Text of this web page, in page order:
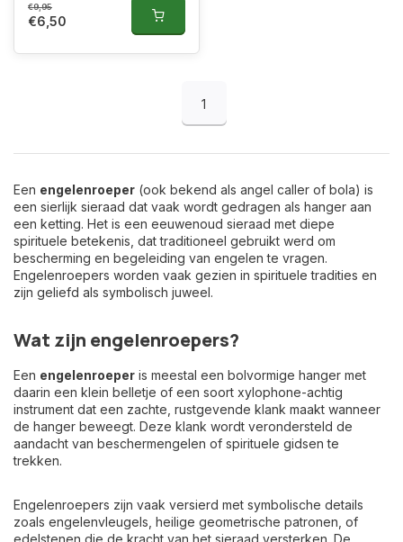
€9,95
€6,50
1
Een engelenroeper (ook bekend als angel caller of bola) is
een sierlijk sieraad dat vaak wordt gedragen als hanger aan
een ketting. Het is een eeuwenoud sieraad met diepe
spirituele betekenis, dat traditioneel gebruikt werd om
bescherming en begeleiding van engelen te vragen.
Engelenroepers worden vaak gezien in spirituele tradities en
zijn geliefd als symbolisch juweel.
Wat zijn engelenroepers?
Een engelenroeper is meestal een bolvormige hanger met
daarin een klein belletje of een soort xylophone-achtig
instrument dat een zachte, rustgevende klank maakt wanneer
de hanger beweegt. Deze klank wordt verondersteld de
aandacht van beschermengelen of spirituele gidsen te
trekken.
Engelenroepers zijn vaak versierd met symbolische details
zoals engelenvleugels, heilige geometrische patronen, of
edelstenen die de kracht van het sieraad versterken. De